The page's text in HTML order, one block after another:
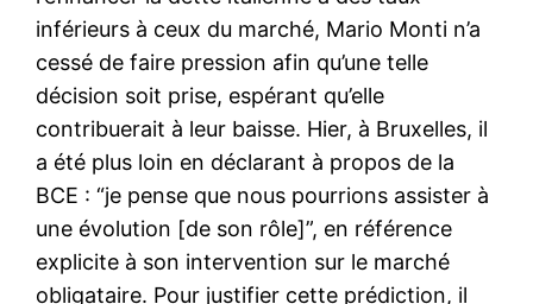
inférieurs à ceux du marché, Mario Monti n’a
cessé de faire pression afin qu’une telle
décision soit prise, espérant qu’elle
contribuerait à leur baisse. Hier, à Bruxelles, il
a été plus loin en déclarant à propos de la
BCE : “je pense que nous pourrions assister à
une évolution [de son rôle]”, en référence
explicite à son intervention sur le marché
obligataire. Pour justifier cette prédiction, il